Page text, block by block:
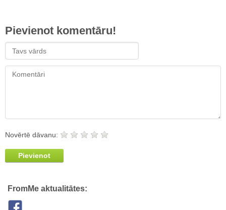
Pievienot komentāru!
Novērtē dāvanu:
Pievienot
FromMe aktualitātes: